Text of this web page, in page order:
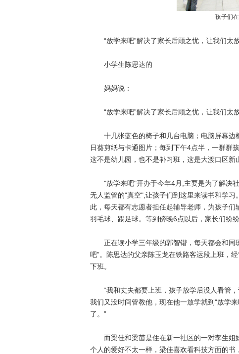
孩子们
“放学来吧”解决了家长后顾之忧，让我们太
小学生陈思达的
妈妈说：
“放学来吧”解决了家长后顾之忧，让我们太
十几张蓝色的椅子和几台电脑；电脑屏幕边
日葵剪纸与卡通图片；每到下午4点半，一群群
这不是幼儿园，也不是补习班，这是大渡口区新
"放学来吧"开办于今年4月,主要是为了解决社
无人监管的"真空",让孩子们到这里来读书和学
此，每天都有志愿者担任起辅导老师，为孩子
羽毛球、踢足球。等到傍晚6点以后，家长们纷
正在读小学三年级的郭智锴，每天都会和同
吧”。陈思达的父亲陈玉龙在铁路客运段上班，
下班。
“我和丈夫都要上班，孩子放学后没人看管，
我们又没时间管教他，现在他一放学就到"放学
了。”
而梁佳和梁茵是住在新一社区的一对孪生姐
个人的爱好不太一样，梁佳喜欢看科技方面的